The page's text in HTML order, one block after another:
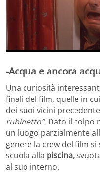
-Acqua e ancora
Una curiosità
finali del film, quelle in
dei suoi vicini
rubinetto”. Dato il colpo
un luogo parzialmente
genere la crew del film
scuola alla piscina,
al suo interno.